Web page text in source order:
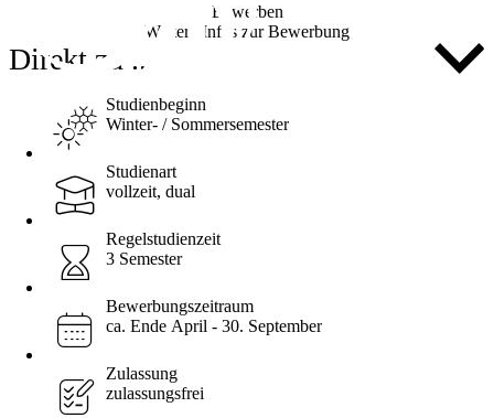
Bewerben
Weitere Infos zur Bewerbung
Direkt zu ...
Studienbeginn
Winter- / Sommersemester
Studienart
vollzeit, dual
Regelstudienzeit
3 Semester
Bewerbungszeitraum
ca. Ende April - 30. September
Zulassung
zulassungsfrei